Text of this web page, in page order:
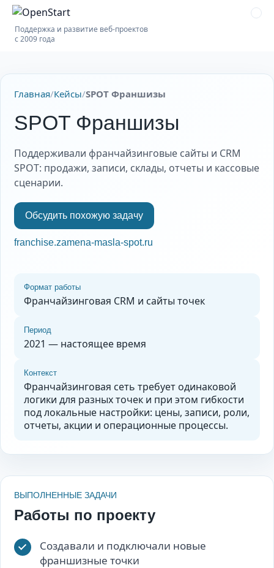
Поддержка и развитие веб-проектов
с 2009 года
Главная/Кейсы/SPOT Франшизы
SPOT Франшизы
Поддерживали франчайзинговые сайты и CRM
SPOT: продажи, записи, склады, отчеты и кассовые
сценарии.
Обсудить похожую задачу
franchise.zamena-masla-spot.ru
Формат работы
Франчайзинговая CRM и сайты точек
Период
2021 — настоящее время
Контекст
Франчайзинговая сеть требует одинаковой
логики для разных точек и при этом гибкости
под локальные настройки: цены, записи, роли,
отчеты, акции и операционные процессы.
ВЫПОЛНЕННЫЕ ЗАДАЧИ
Работы по проекту
Создавали и подключали новые
франшизные точки